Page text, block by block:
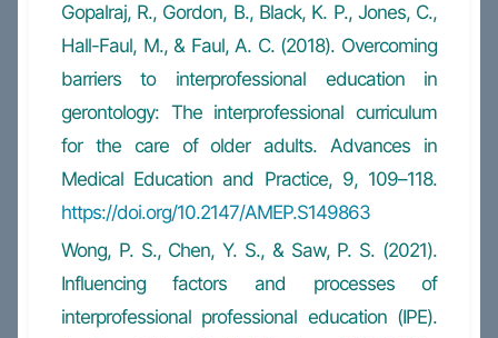
Gopalraj, R., Gordon, B., Black, K. P., Jones, C.,
Hall-Faul, M., & Faul, A. C. (2018). Overcoming
barriers to interprofessional education in
gerontology: The interprofessional curriculum
for the care of older adults. Advances in
Medical Education and Practice, 9, 109–118.
https://doi.org/10.2147/AMEP.S149863
Wong, P. S., Chen, Y. S., & Saw, P. S. (2021).
Influencing factors and processes of
interprofessional professional education (IPE).